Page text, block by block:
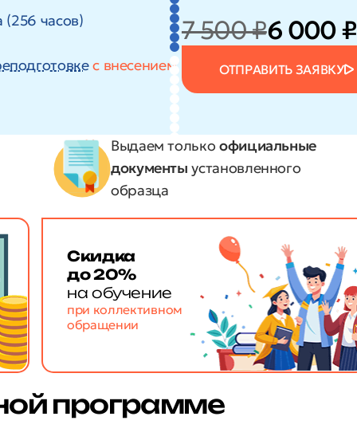
(256 часов)
с внесением
7 500 ₽6 000 ₽
ОТПРАВИТЬ ЗАЯВКУ
Выдаем только официальные
документы установленного
образца
Скидка
до 20%
на обучение
при коллективном
обращении
программе